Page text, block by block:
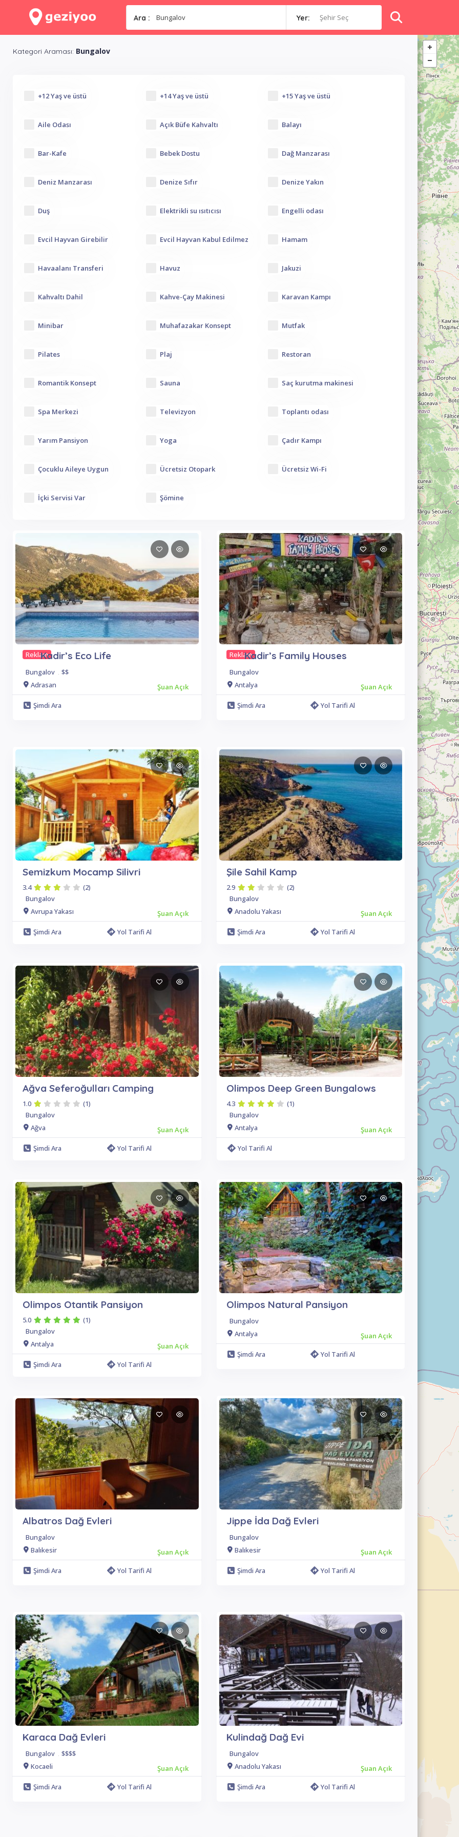
Ara : Yer: Şehir Seç
Kategori Araması: Bungalov
+12 Yaş ve üstü +14 Yaş ve üstü +15 Yaş ve üstü
Aile Odası Açık Büfe Kahvaltı Balayı
Bar-Kafe Bebek Dostu Dağ Manzarası
Deniz Manzarası Denize Sıfır Denize Yakın
Duş Elektrikli su ısıtıcısı Engelli odası
Evcil Hayvan Girebilir Evcil Hayvan Kabul Edilmez Hamam
Havaalanı Transferi Havuz Jakuzi
Kahvaltı Dahil Kahve-Çay Makinesi Karavan Kampı
Minibar Muhafazakar Konsept Mutfak
Pilates Plaj Restoran
Romantik Konsept Sauna Saç kurutma makinesi
Spa Merkezi Televizyon Toplantı odası
Yarım Pansiyon Yoga Çadır Kampı
Çocuklu Aileye Uygun Ücretsiz Otopark Ücretsiz Wi-Fi
İçki Servisi Var Şömine
ReklamKadir’s Eco Life
Bungalov . $$
Adrasan
Şuan Açık
Şimdi Ara
ReklamKadir’s Family Houses
Bungalov
Antalya
Şuan Açık
Şimdi Ara
Yol Tarifi Al
Semizkum Mocamp Silivri
3.4
(2)
Bungalov
Avrupa Yakası
Şuan Açık
Şimdi Ara
Yol Tarifi Al
Şile Sahil Kamp
2.9
(2)
Bungalov
Anadolu Yakası
Şuan Açık
Şimdi Ara
Yol Tarifi Al
Ağva Seferoğulları Camping
1.0
(1)
Bungalov
Ağva
Şuan Açık
Şimdi Ara
Yol Tarifi Al
Olimpos Deep Green Bungalows
4.3
(1)
Bungalov
Antalya
Şuan Açık
Yol Tarifi Al
Olimpos Otantik Pansiyon
5.0
(1)
Bungalov
Antalya
Şuan Açık
Şimdi Ara
Yol Tarifi Al
Olimpos Natural Pansiyon
Bungalov
Antalya
Şuan Açık
Şimdi Ara
Yol Tarifi Al
Albatros Dağ Evleri
Bungalov
Balıkesir
Şuan Açık
Şimdi Ara
Yol Tarifi Al
Jippe İda Dağ Evleri
Bungalov
Balıkesir
Şuan Açık
Şimdi Ara
Yol Tarifi Al
Karaca Dağ Evleri
Bungalov . $$$$
Kocaeli
Şuan Açık
Şimdi Ara
Yol Tarifi Al
Kulindağ Dağ Evi
Bungalov
Anadolu Yakası
Şuan Açık
Şimdi Ara
Yol Tarifi Al